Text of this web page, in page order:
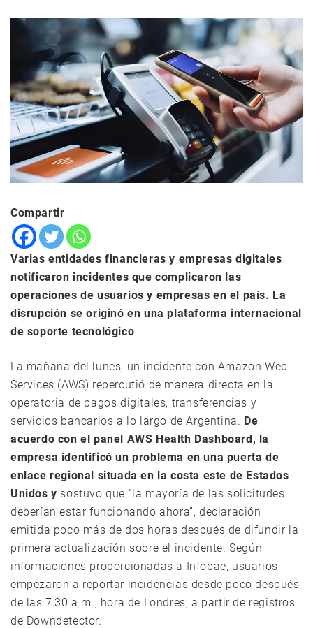
Compartir
Varias entidades financieras y empresas digitales
notificaron incidentes que complicaron las
operaciones de usuarios y empresas en el país. La
disrupción se originó en una plataforma internacional
de soporte tecnológico
La mañana del lunes, un incidente con Amazon Web
Services (AWS) repercutió de manera directa en la
operatoria de pagos digitales, transferencias y
servicios bancarios a lo largo de Argentina. De
acuerdo con el panel AWS Health Dashboard, la
empresa identificó un problema en una puerta de
enlace regional situada en la costa este de Estados
Unidos y sostuvo que “la mayoría de las solicitudes
deberían estar funcionando ahora”, declaración
emitida poco más de dos horas después de difundir la
primera actualización sobre el incidente. Según
informaciones proporcionadas a Infobae, usuarios
empezaron a reportar incidencias desde poco después
de las 7:30 a.m., hora de Londres, a partir de registros
de Downdetector.